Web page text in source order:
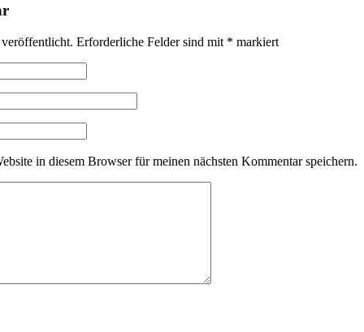
Erforderliche Felder sind mit * markiert
in diesem Browser für meinen nächsten Kommentar speichern.